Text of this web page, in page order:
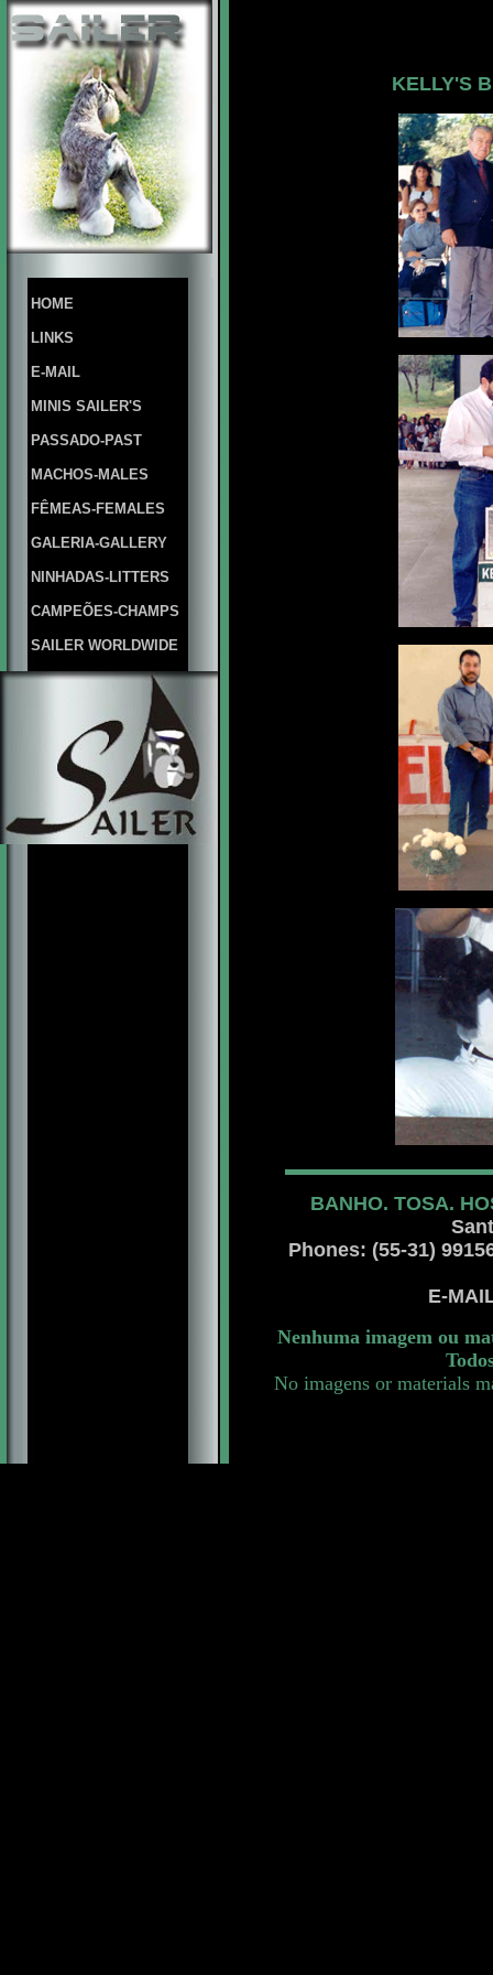
HOME
LINKS
E-MAIL
MINIS SAILER'S
PASSADO-PAST
MACHOS-MALES
FÊMEAS-FEMALES
GALERIA-GALLERY
NINHADAS-LITTERS
CAMPEÕES-CHAMPS
SAILER WORLDWIDE
KELLY'S
BANHO. TOSA.
Phones: (55-31)
E-
Nenhuma imagem ou
No imagens or materials